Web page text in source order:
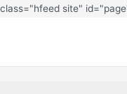
class="hfeed site"